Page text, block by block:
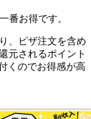
番お得です。
、ピザ注文を含め
元されるポイント
くのでお得感が高